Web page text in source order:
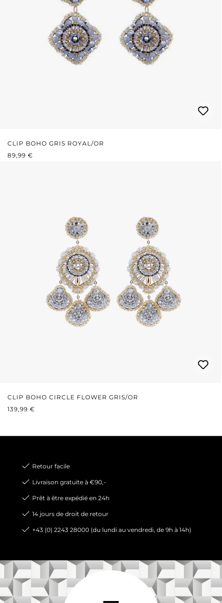
CLIP BOHO GRIS ROYAL/OR
PRIX RÉGULIER :
89,99 €
CLIP BOHO CIRCLE FLOWER GRIS/OR
PRIX RÉGULIER :
139,99 €
Retour facile
Livraison gratuite à €90,-
Prêt à être expédié en 24h
14 jours de droit de retour
+43 (0) 2243 28000 (du lundi au vendredi, de 9h à 14h)